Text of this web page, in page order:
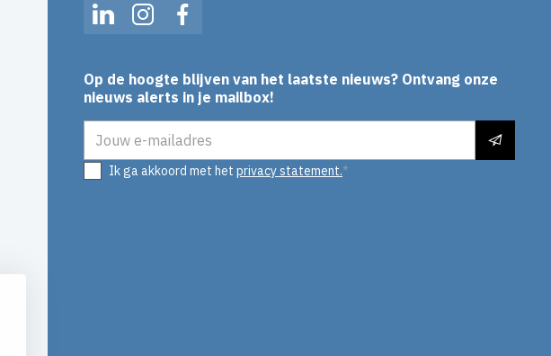
LinkedInInstagramFacebook
Op de hoogte blijven van het laatste nieuws? Ontvang onze
nieuws alerts in je mailbox!
Ik ga akkoord met het privacy statement.